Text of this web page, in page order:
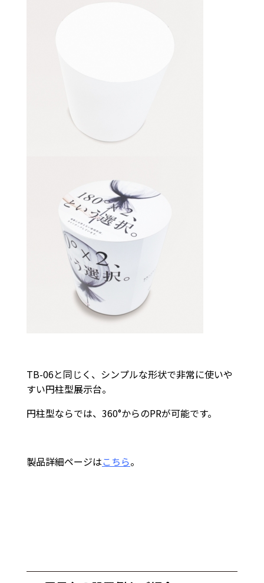
TB-06と同じく、シンプルな形状で非常に使いや
すい円柱型展示台。
円柱型ならでは、360°からのPRが可能です。
製品詳細ページはこちら。